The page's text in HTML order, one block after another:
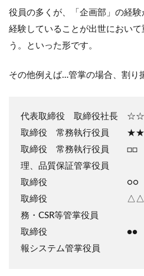
役員の多くが、「企画部」の経
経験していることが出世におい
う。といった形です。
その他例えば…管掌の場合、割り
代表取締役 取締役社長 ☆☆
取締役 常務執行役員 ★★
取締役 常務執行役員 □□
理、品質保証管掌役員
取締役 ○○ ← 経理
取締役 △△ ← 人
務・CSR等管掌役員
取締役 ●● ← 事業
報システム管掌役員